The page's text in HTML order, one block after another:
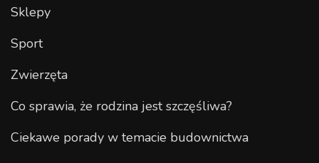
Sklepy
Sport
Zwierzęta
Co sprawia, że rodzina jest szczęśliwa?
Ciekawe porady w temacie budownictwa